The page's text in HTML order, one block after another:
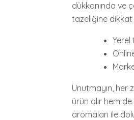
dükkanında ve
tazeliğine dikkat
Yerel
Unutmayın, her
ürün alır hem
aromaları ile